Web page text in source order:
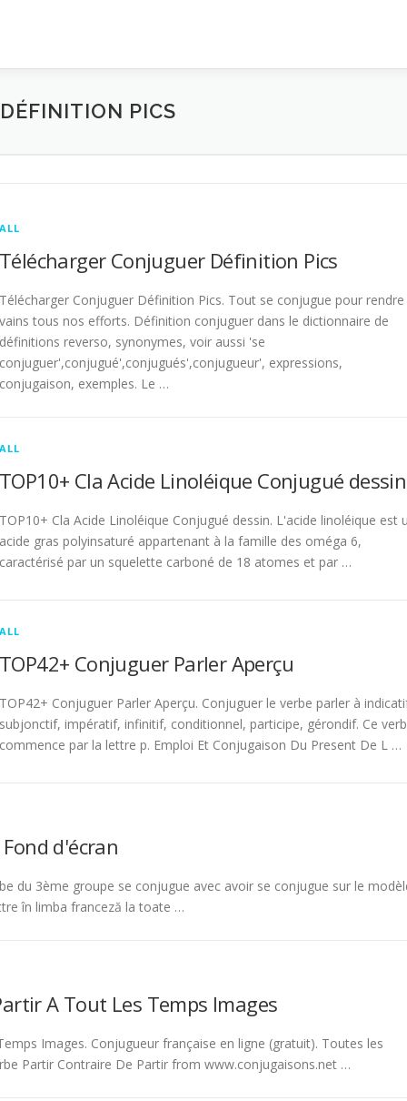
PICS
ALL
Télécharger Conjuguer Définition Pics
Télécharger Conjuguer Définition Pics. Tout se conjugue pour rendre
vains tous nos efforts. Définition conjuguer dans le dictionnaire de
définitions reverso, synonymes, voir aussi 'se
conjuguer',conjugué',conjugués',conjugueur', expressions,
conjugaison, exemples. Le …
ALL
TOP10+ Cla Acide Linoléique Conjugué dessin
TOP10+ Cla Acide Linoléique Conjugué dessin. L'acide linoléique est
acide gras polyinsaturé appartenant à la famille des oméga 6,
caractérisé par un squelette carboné de 18 atomes et par …
ALL
TOP42+ Conjuguer Parler Aperçu
TOP42+ Conjuguer Parler Aperçu. Conjuguer le verbe parler à
subjonctif, impératif, infinitif, conditionnel, participe, gérondif. Ce
commence par la lettre p. Emploi Et Conjugaison Du Present De L …
d'écran
du 3ème groupe se conjugue avec avoir se conjugue sur le
în limba franceză la toate …
A Tout Les Temps Images
Images. Conjugueur française en ligne (gratuit). Toutes les
Partir Contraire De Partir from www.conjugaisons.net …